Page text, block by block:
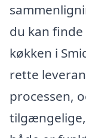
du kan
køkken i
rette
processen,